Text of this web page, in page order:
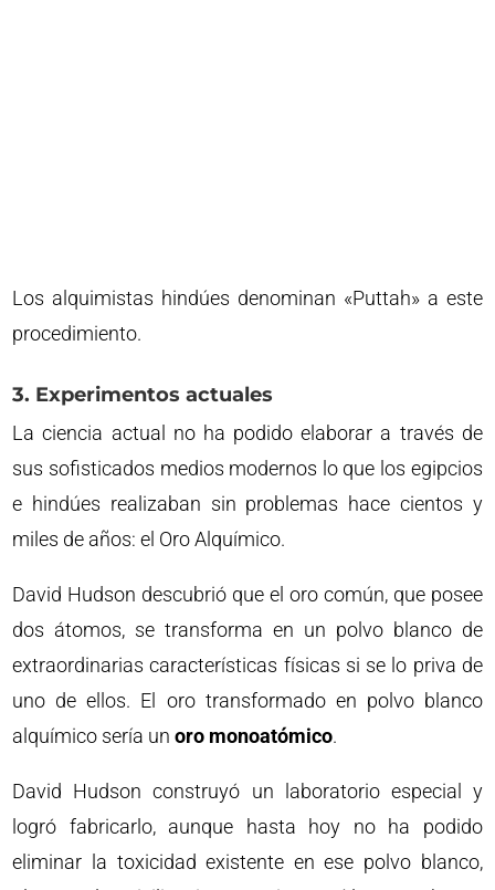
Los alquimistas hindúes denominan «Puttah» a este
procedimiento.
3. Experimentos actuales
La ciencia actual no ha podido elaborar a través de
sus sofisticados medios modernos lo que los egipcios
e hindúes realizaban sin problemas hace cientos y
miles de años: el Oro Alquímico.
David Hudson descubrió que el oro común, que posee
dos átomos, se transforma en un polvo blanco de
extraordinarias características físicas si se lo priva de
uno de ellos. El oro transformado en polvo blanco
alquímico sería unoro monoatómico.
David Hudson construyó un laboratorio especial y
logró fabricarlo, aunque hasta hoy no ha podido
eliminar la toxicidad existente en ese polvo blanco,